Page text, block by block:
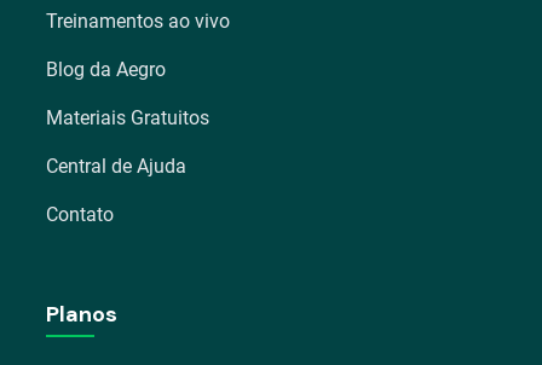
Treinamentos ao vivo
Blog da Aegro
Materiais Gratuitos
Central de Ajuda
Contato
Planos